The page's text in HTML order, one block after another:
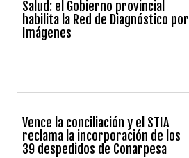
Salud: el Gobierno provincial
habilita la Red de Diagnóstico por
Imágenes
Vence la conciliación y el STIA
reclama la incorporación de los
39 despedidos de Conarpesa